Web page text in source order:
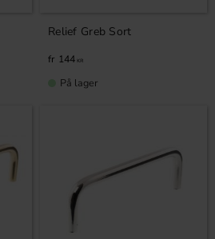
Relief Greb Sort
144 KR
På lager